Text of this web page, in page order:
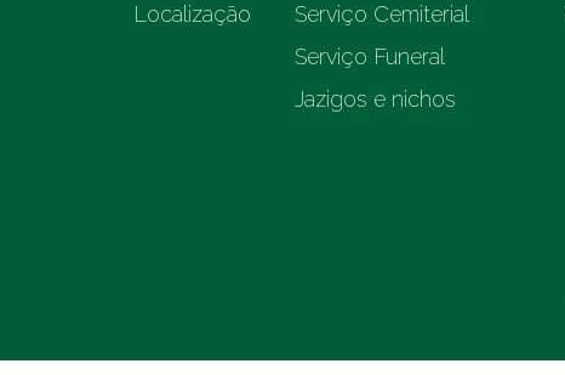
Localização
Serviço Cemiterial
Serviço Funeral
Jazigos e nichos